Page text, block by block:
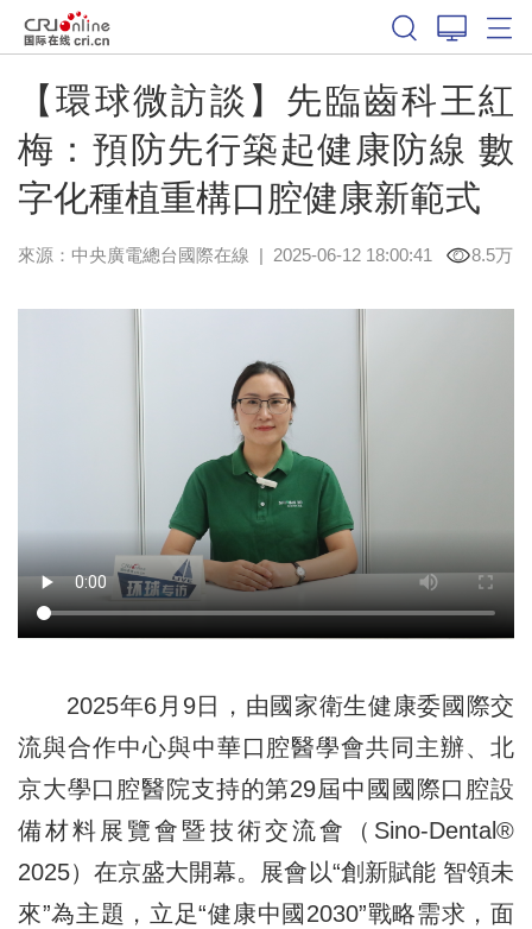
【環球微訪談】先臨齒科王紅
梅：預防先行築起健康防線 數
字化種植重構口腔健康新範式
來源：中央廣電總台國際在線 | 2025-06-12 18:00:41 8.5万
2025年6月9日，由國家衛生健康委國際交
流與合作中心與中華口腔醫學會共同主辦、北
京大學口腔醫院支持的第29屆中國國際口腔設
備材料展覽會暨技術交流會（Sino-Dental®
2025）在京盛大開幕。展會以“創新賦能 智領未
來”為主題，立足“健康中國2030”戰略需求，面